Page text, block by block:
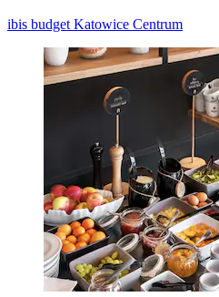
ibis budget Katowice Centrum